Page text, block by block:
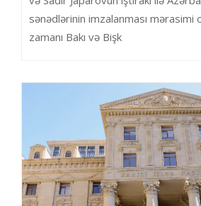
sənədlərinin imzalanması mərasimi
zamanı Bakı və Bişk